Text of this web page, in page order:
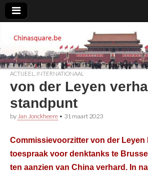
ACTUEEL INTERNATIONAAL
von der Leyen
standpunt
by Jan Jonckheere • 31 maart 2023
Commissievoorzitter von der Leyen
toespraak voor denktanks te
ten aanzien van China verhard. In